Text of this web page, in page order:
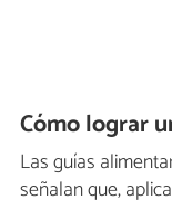
Cómo lograr
Las guías
señalan que,